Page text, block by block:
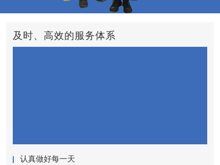
及时、高效的服务体系
认真做好每一天